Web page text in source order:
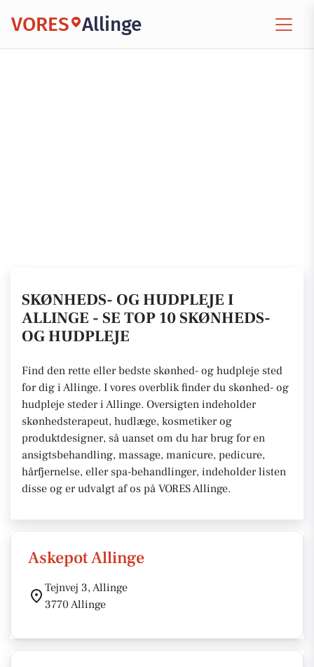
VORES Allinge
SKØNHEDS- OG HUDPLEJE I
ALLINGE - SE TOP 10 SKØNHEDS-
OG HUDPLEJE
Find den rette eller bedste skønhed- og hudpleje sted
for dig i Allinge. I vores overblik finder du skønhed- og
hudpleje steder i Allinge. Oversigten indeholder
skønhedsterapeut, hudlæge, kosmetiker og
produktdesigner, så uanset om du har brug for en
ansigtsbehandling, massage, manicure, pedicure,
hårfjernelse, eller spa-behandlinger, indeholder listen
disse og er udvalgt af os på VORES Allinge.
Askepot Allinge
Tejnvej 3, Allinge
3770 Allinge